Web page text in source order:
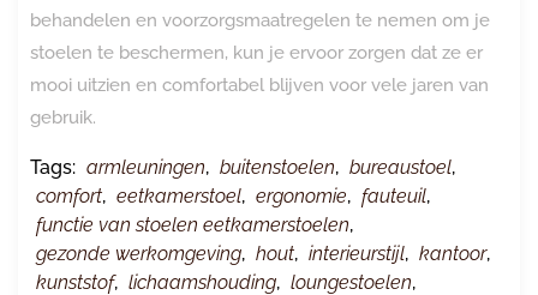
behandelen en voorzorgsmaatregelen te nemen om je
stoelen te beschermen, kun je ervoor zorgen dat ze er
mooi uitzien en comfortabel blijven voor vele jaren van
gebruik.
Tags: armleuningen, buitenstoelen, bureaustoel,
comfort, eetkamerstoel, ergonomie, fauteuil,
functie van stoelen eetkamerstoelen,
gezonde werkomgeving, hout, interieurstijl, kantoor,
kunststof, lichaamshouding, loungestoelen,